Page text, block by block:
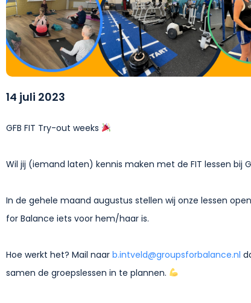
14 juli 2023
GFB FIT Try-out weeks
Wil jij (iemand laten) kennis maken met de FIT lessen bij
In de gehele maand augustus stellen wij onze lessen
for Balance iets voor hem/haar is.
Hoe werkt het? Mail naar b.intveld@groupsforbalance.nl
samen de groepslessen in te plannen.